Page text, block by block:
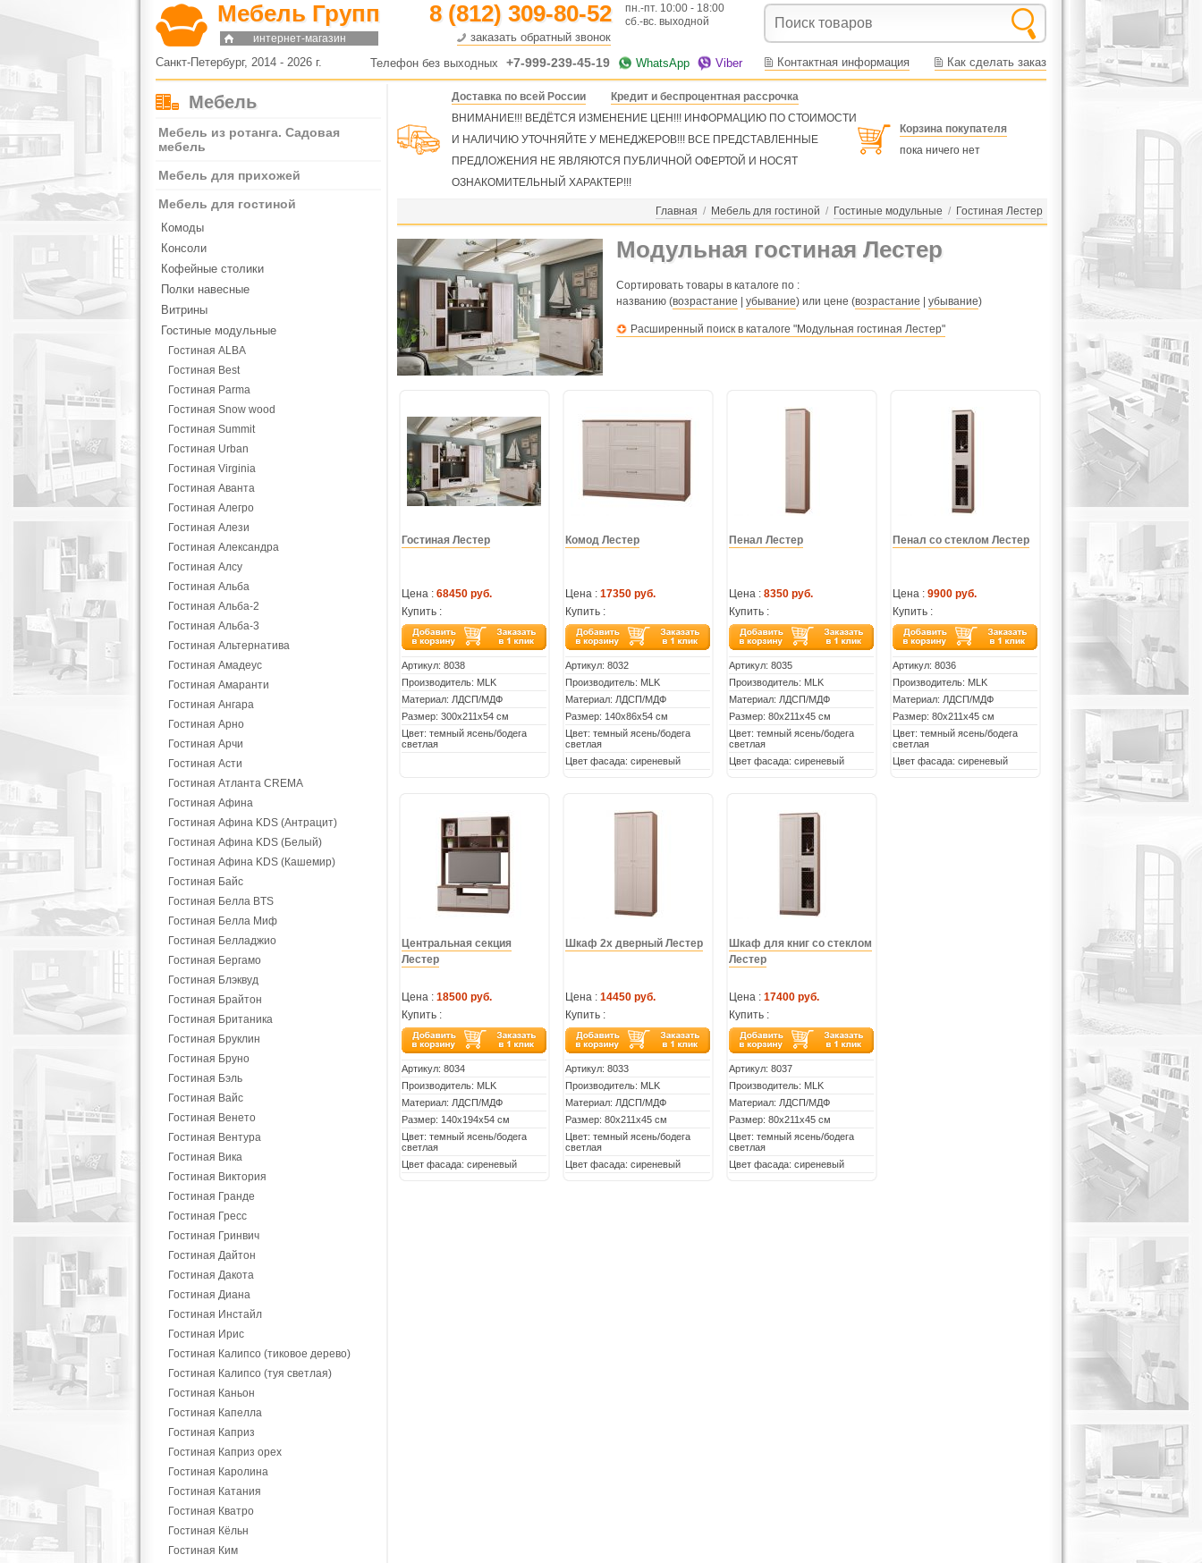
Мебель Групп
интернет-магазин
8 (812) 309-80-52
заказать обратный звонок
пн.-пт. 10:00 - 18:00
сб.-вс. выходной
Санкт-Петербург, 2014 - 2026 г. Телефон без выходных +7-999-239-45-19 WhatsApp Viber Контактная информация Как сделать заказ
Мебель
Мебель из ротанга. Садовая
мебель
Мебель для прихожей
Мебель для гостиной
Комоды
Консоли
Кофейные столики
Полки навесные
Витрины
Гостиные модульные
Гостиная ALBA
Гостиная Best
Гостиная Parma
Гостиная Snow wood
Гостиная Summit
Гостиная Urban
Гостиная Virginia
Гостиная Аванта
Гостиная Алегро
Гостиная Алези
Гостиная Александра
Гостиная Алсу
Гостиная Альба
Гостиная Альба-2
Гостиная Альба-3
Гостиная Альтернатива
Гостиная Амадеус
Гостиная Амаранти
Гостиная Ангара
Гостиная Арно
Гостиная Арчи
Гостиная Асти
Гостиная Атланта CREMA
Гостиная Афина
Гостиная Афина KDS (Антрацит)
Гостиная Афина KDS (Белый)
Гостиная Афина KDS (Кашемир)
Гостиная Байс
Гостиная Белла BTS
Гостиная Белла Миф
Гостиная Белладжио
Гостиная Бергамо
Гостиная Блэквуд
Гостиная Брайтон
Гостиная Британика
Гостиная Бруклин
Гостиная Бруно
Гостиная Бэль
Гостиная Вайс
Гостиная Венето
Гостиная Вентура
Гостиная Вика
Гостиная Виктория
Гостиная Гранде
Гостиная Гресс
Гостиная Гринвич
Гостиная Дайтон
Гостиная Дакота
Гостиная Диана
Гостиная Инстайл
Гостиная Ирис
Гостиная Калипсо (тиковое дерево)
Гостиная Калипсо (туя светлая)
Гостиная Каньон
Гостиная Капелла
Гостиная Каприз
Гостиная Каприз орех
Гостиная Каролина
Гостиная Катания
Гостиная Кватро
Гостиная Кёльн
Гостиная Ким
Доставка по всей России
Кредит и беспроцентная рассрочка
ВНИМАНИЕ!!! ВЕДЁТСЯ ИЗМЕНЕНИЕ ЦЕН!!! ИНФОРМАЦИЮ ПО СТОИМОСТИ
И НАЛИЧИЮ УТОЧНЯЙТЕ У МЕНЕДЖЕРОВ!!! ВСЕ ПРЕДСТАВЛЕННЫЕ
ПРЕДЛОЖЕНИЯ НЕ ЯВЛЯЮТСЯ ПУБЛИЧНОЙ ОФЕРТОЙ И НОСЯТ
ОЗНАКОМИТЕЛЬНЫЙ ХАРАКТЕР!!!
Корзина покупателя
пока ничего нет
Главная / Мебель для гостиной / Гостиные модульные / Гостиная Лестер
Модульная гостиная Лестер
Сортировать товары в каталоге по :
названию (возрастание убывание) или цене (возрастание убывание)
Расширенный поиск в каталоге "Модульная гостиная Лестер"
Гостиная Лестер
Цена : 68450 руб.
Купить :
Артикул: 8038
Производитель: MLK
Материал: ЛДСП/МДФ
Размер: 300х211х54 см
Цвет: темный ясень/бодега
светлая
Комод Лестер
Цена : 17350 руб.
Купить :
Артикул: 8032
Производитель: MLK
Материал: ЛДСП/МДФ
Размер: 140х86х54 см
Цвет: темный ясень/бодега
светлая
Цвет фасада: сиреневый
Пенал Лестер
Цена : 8350 руб.
Купить :
Артикул: 8035
Производитель: MLK
Материал: ЛДСП/МДФ
Размер: 80х211х45 см
Цвет: темный ясень/бодега
светлая
Цвет фасада: сиреневый
Пенал со стеклом Лестер
Цена : 9900 руб.
Купить :
Артикул: 8036
Производитель: MLK
Материал: ЛДСП/МДФ
Размер: 80х211х45 см
Цвет: темный ясень/бодега
светлая
Цвет фасада: сиреневый
Центральная секция
Лестер
Цена : 18500 руб.
Купить :
Артикул: 8034
Производитель: MLK
Материал: ЛДСП/МДФ
Размер: 140х194х54 см
Цвет: темный ясень/бодега
светлая
Цвет фасада: сиреневый
Шкаф 2х дверный Лестер
Цена : 14450 руб.
Купить :
Артикул: 8033
Производитель: MLK
Материал: ЛДСП/МДФ
Размер: 80х211х45 см
Цвет: темный ясень/бодега
светлая
Цвет фасада: сиреневый
Шкаф для книг со стеклом
Лестер
Цена : 17400 руб.
Купить :
Артикул: 8037
Производитель: MLK
Материал: ЛДСП/МДФ
Размер: 80х211х45 см
Цвет: темный ясень/бодега
светлая
Цвет фасада: сиреневый